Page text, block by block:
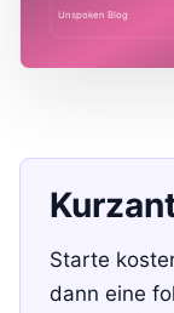
Starte
dann eine